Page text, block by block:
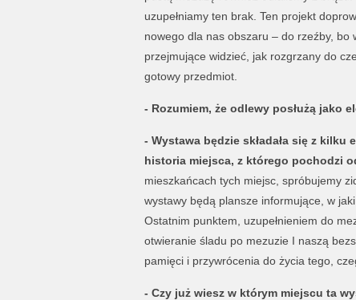
uzupełniamy ten brak. Ten projekt
nowego dla nas obszaru – do rzeźby, bo
przejmujące widzieć, jak rozgrzany do
gotowy przedmiot.
- Rozumiem, że odlewy posłużą jako
- Wystawa będzie składała się z
historia miejsca, z którego pochodzi
mieszkańcach tych miejsc, spróbujemy
wystawy będą plansze informujące, w
Ostatnim punktem, uzupełnieniem do
otwieranie śladu po mezuzie I naszą
pamięci i przywrócenia do życia tego,
- Czy już wiesz w którym miejscu ta